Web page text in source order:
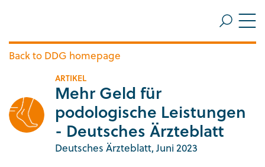
ARTIKEL
Mehr Geld für
podologische Leistungen
- Deutsches Ärzteblatt
Deutsches Ärzteblatt, Juni 2023
Back to DDG homepage